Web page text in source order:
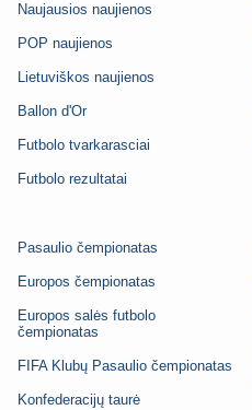
Naujausios naujienos
POP naujienos
Lietuviškos naujienos
Ballon d'Or
Futbolo tvarkarasciai
Futbolo rezultatai
Pasaulio čempionatas
Europos čempionatas
Europos salės futbolo
čempionatas
FIFA Klubų Pasaulio čempionatas
Konfederacijų taurė